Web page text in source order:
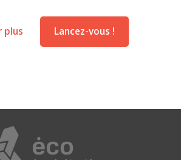
plus Lancez-vous !